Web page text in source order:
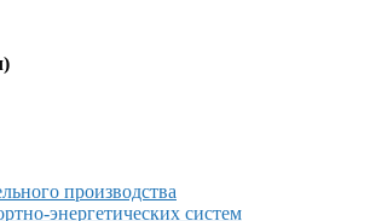
производства
энергетических систем